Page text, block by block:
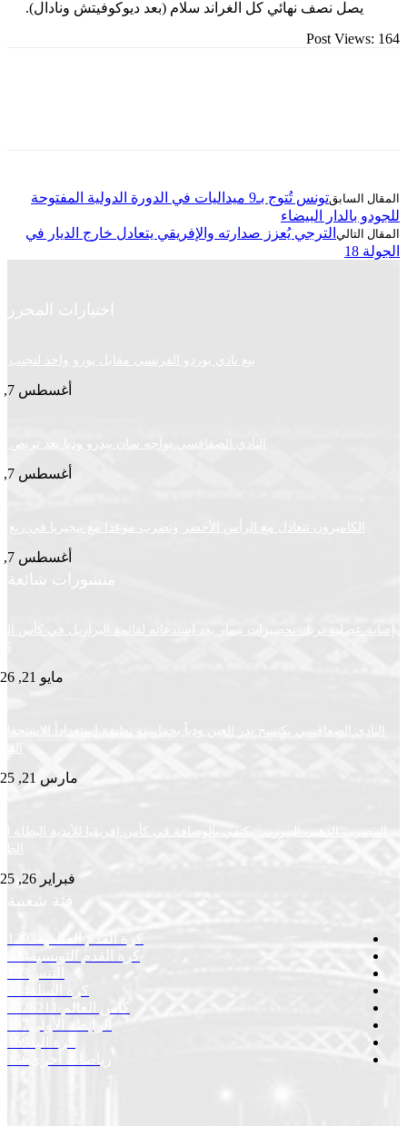
نصف نهائي كل الغراند سلام (بعد ديوكوفيتش ونادال).
Post
تونس تُتوج بـ9 ميداليات في الدورة الدولية المفتوحة
البيضاء
الترجي يُعزز صدارته والإفريقي يتعادل خارج الديار في
اختيارات المحرر
بيع نادي بوردو الفرنسي مقابل يورو واحد لتجنب الإغلاق
أغسطس 7, 2026
النادي الصفاقسي يواجه سان بيدرو وديا بعد تربص سوسة
أغسطس 7, 2026
تتعادل مع الرأس الأخضر وتضرب موعدا مع نيجيريا في ربع النهائي
أغسطس 7, 2026
منشورات شائعة
تربك تحضيرات نيمار بعد استدعائه لقائمة البرازيل في كأس العالم
الصفاقسي يكتسح بدر العين ودياً بخماسية نظيفة استعداداً للاستحقاقات
الذهبي البنزرتي يكتفي بالوصافة في كأس إفريقيا للأندية البطلة لكرة
فئة شعبية
كرة القدم العالمية
1293
كرة القدم التونسية
424
كرة السلة 234
كأس العالم 2026
الرابطة الأولى
197
159
رياضات أخرى
146